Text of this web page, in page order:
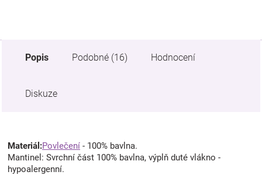
Popis Podobné (16) Hodnocení
Diskuze
Materiál:Povlečení - 100% bavlna.
Mantinel: Svrchní část 100% bavlna, výplň duté vlákno -
hypoalergenní.